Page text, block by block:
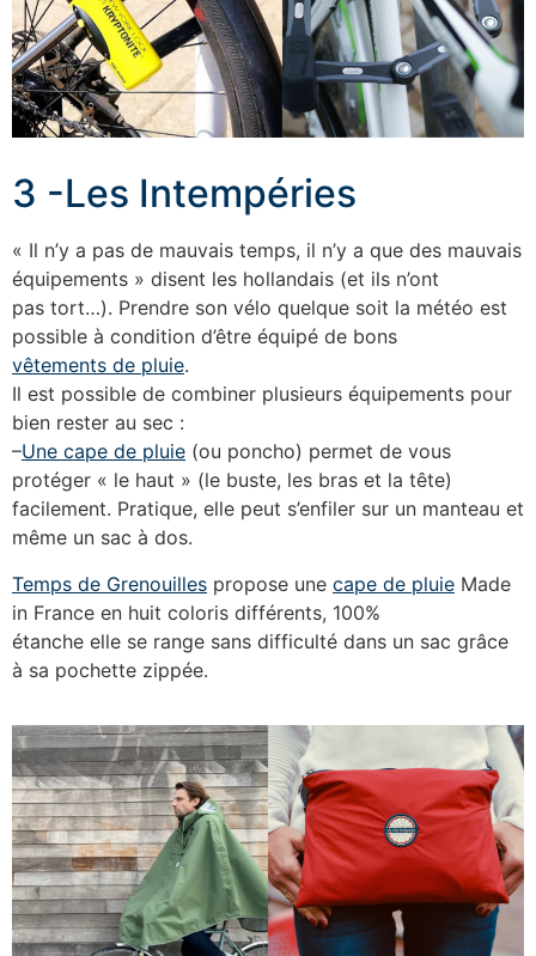
3 -Les Intempéries
« Il n’y a pas de mauvais temps, il n’y a que des mauvais
équipements » disent les hollandais (et ils n’ont
pas tort…). Prendre son vélo quelque soit la météo est
possible à condition d’être équipé de bons
vêtements de pluie.
Il est possible de combiner plusieurs équipements pour
bien rester au sec :
–Une cape de pluie (ou poncho) permet de vous
protéger « le haut » (le buste, les bras et la tête)
facilement. Pratique, elle peut s’enfiler sur un manteau et
même un sac à dos.
Temps de Grenouilles propose une cape de pluie Made
in France en huit coloris différents, 100%
étanche elle se range sans difficulté dans un sac grâce
à sa pochette zippée.